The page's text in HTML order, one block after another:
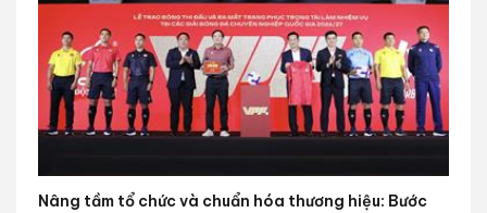
Nâng tầm tổ chức và chuẩn hóa thương hiệu: Bước